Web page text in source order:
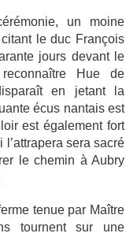
un moine
le duc François
jours devant le
Hue de
en jetant la
écus nantais est
est également fort
sera sacré
le chemin à Aubry
tenue par Maître
tournent sur une